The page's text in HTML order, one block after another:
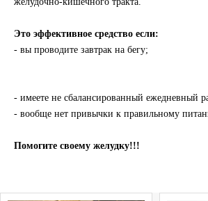
Это эффективное средство если:
- вы проводите завтрак на бегу;
- имеете не сбалансированный ежедневный
- вообще нет привычки к правильному
Помогите своему желудку!!!